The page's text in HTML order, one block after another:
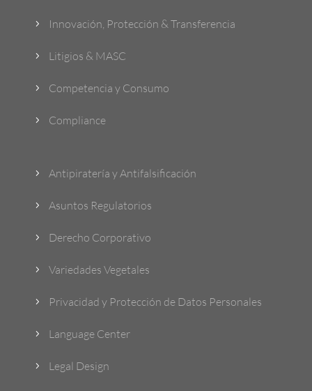
5 Innovación, Protección & Transferencia
5 Litigios & MASC
5 Competencia y Consumo
5 Compliance
5 Antipiratería y Antifalsificación
5 Asuntos Regulatorios
5 Derecho Corporativo
5 Variedades Vegetales
5 Privacidad y Protección de Datos Personales
5 Language Center
5 Legal Design